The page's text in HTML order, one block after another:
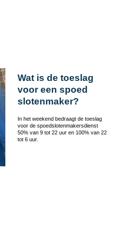
Wat is de toeslag
voor een spoed
slotenmaker?
In het weekend bedraagt de toeslag
voor de spoedslotenmakersdienst
50% van 9 tot 22 uur en 100% van 22
tot 6 uur.